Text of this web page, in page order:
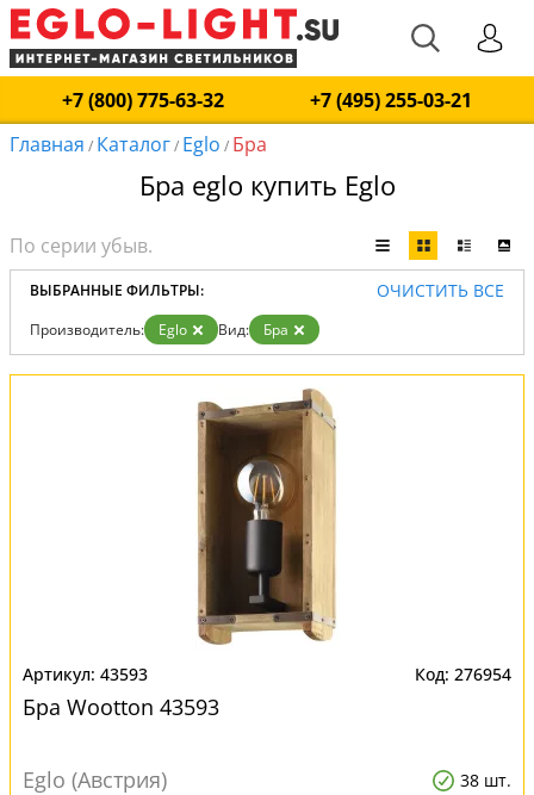
+7 (800) 775-63-32
+7 (495) 255-03-21
Главная / Каталог/ Eglo / Бра
Бра eglo купить Eglo
ВЫБРАННЫЕ ФИЛЬТРЫ: ОЧИСТИТЬ ВСЕ
Производитель: Eglo Вид: Бра
43593 276954
Бра Wootton 43593
Eglo (Австрия) 38 шт.